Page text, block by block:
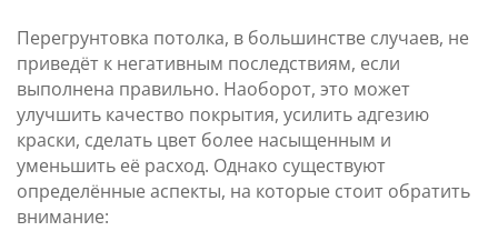
Перегрунтовка потолка, в большинстве случаев, не
приведёт к негативным последствиям, если
выполнена правильно. Наоборот, это может
улучшить качество покрытия, усилить адгезию
краски, сделать цвет более насыщенным и
уменьшить её расход. Однако существуют
определённые аспекты, на которые стоит обратить
внимание: